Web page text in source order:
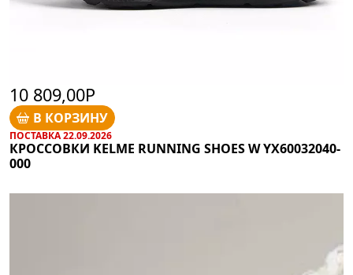
10 809,00Р
В КОРЗИНУ
ПОСТАВКА 22.09.2026
КРОССОВКИ KELME RUNNING SHOES W YX60032040-
000